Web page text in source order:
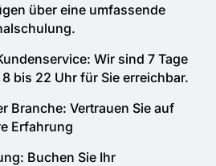
über eine umfassende
Wir sind 7 Tage
bis 22 Uhr für Sie erreichbar.
Branche: Vertrauen Sie auf
Erfahrung
Buchen Sie Ihr